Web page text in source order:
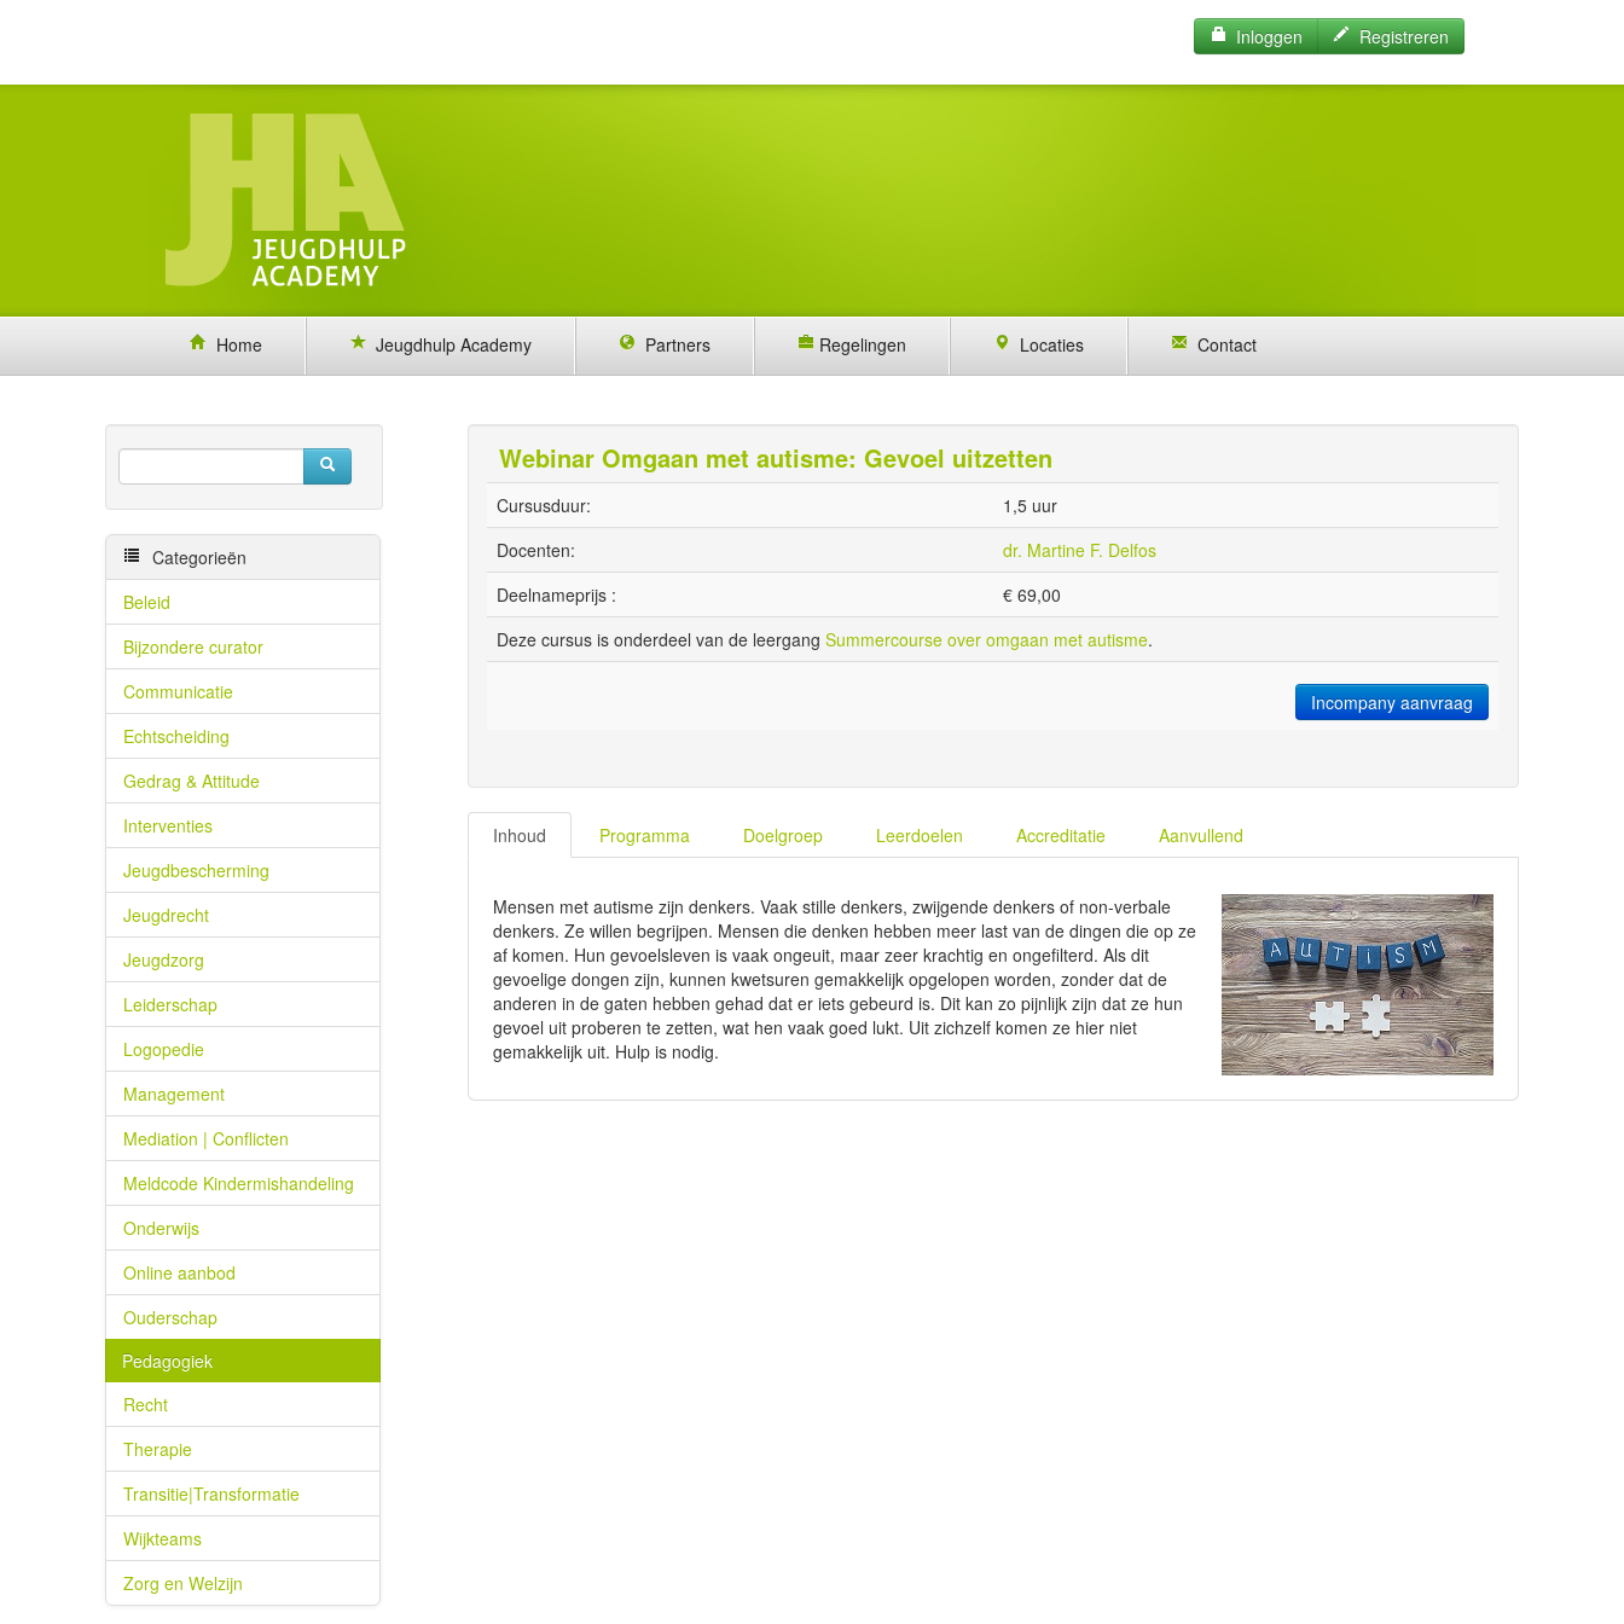
Inloggen Registreren
Home Jeugdhulp Academy Partners Regelingen Locaties Contact
Webinar Omgaan met autisme: Gevoel uitzetten
Cursusduur:
1,5 uur
Docenten:
dr. Martine F. Delfos
Deelnameprijs :
€69,00
Deze cursus is onderdeel van de leergangSummercourse over omgaan met autisme.
Incompany aanvraag
Inhoud Programma Doelgroep Leerdoelen Accreditatie Aanvullend
Mensen met autisme zijn denkers. Vaak stille denkers, zwijgende denkers of non-verbale
denkers. Ze willen begrijpen. Mensen die denken hebben meer last van de dingen die op ze
af komen. Hun gevoelsleven is vaak ongeuit, maar zeer krachtig en ongefilterd. Als dit
gevoelige dongen zijn, kunnen kwetsuren gemakkelijk opgelopen worden, zonder dat de
anderen in de gaten hebben gehad dat er iets gebeurd is. Dit kan zo pijnlijk zijn dat ze hun
gevoel uit proberen te zetten, wat hen vaak goed lukt. Uit zichzelf komen ze hier niet
gemakkelijk uit. Hulp is nodig.
Categorieën
Beleid
Bijzondere curator
Communicatie
Echtscheiding
Gedrag & Attitude
Interventies
Jeugdbescherming
Jeugdrecht
Jeugdzorg
Leiderschap
Logopedie
Management
Mediation | Conflicten
Meldcode Kindermishandeling
Onderwijs
Online aanbod
Ouderschap
Pedagogiek
Recht
Therapie
Transitie|Transformatie
Wijkteams
Zorg en Welzijn